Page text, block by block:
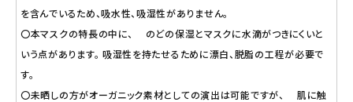
を含んでいるため、吸水性、吸湿性がありません。
〇本マスクの特長の中に、 のどの保湿とマスクに水滴がつきにくいと
いう点があります。 吸湿性を持たせるために漂白、脱脂の工程が必要で
す。
〇未晒しの方がオーガニック素材としての演出は可能ですが、 肌に触